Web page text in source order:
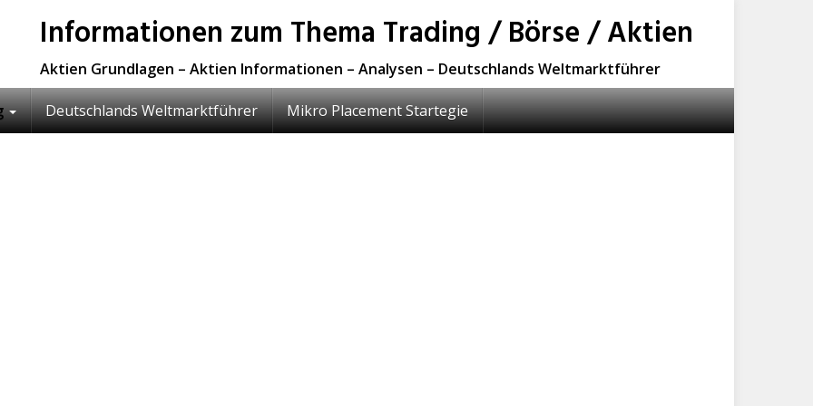
Informationen zum Thema Trading / Börse / Aktien
Aktien Grundlagen – Aktien Informationen – Analysen – Deutschlands Weltmarktführer
Deutschlands Weltmarktführer Mikro Placement Startegie